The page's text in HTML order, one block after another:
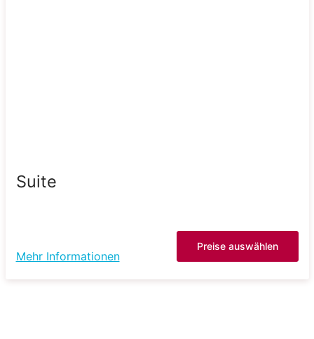
Suite
Mehr Informationen
Preise auswählen